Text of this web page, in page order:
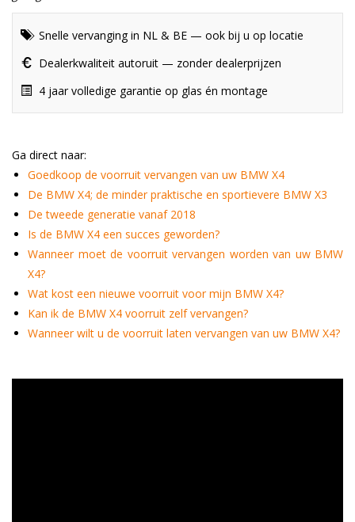
Snelle vervanging in NL & BE — ook bij u op locatie
Dealerkwaliteit autoruit — zonder dealerprijzen
4 jaar volledige garantie op glas én montage
Ga direct naar:
Goedkoop de voorruit vervangen van uw BMW X4
De BMW X4; de minder praktische en sportievere BMW X3
De tweede generatie vanaf 2018
Is de BMW X4 een succes geworden?
Wanneer moet de voorruit vervangen worden van uw BMW
X4?
Wat kost een nieuwe voorruit voor mijn BMW X4?
Kan ik de BMW X4 voorruit zelf vervangen?
Wanneer wilt u de voorruit laten vervangen van uw BMW X4?